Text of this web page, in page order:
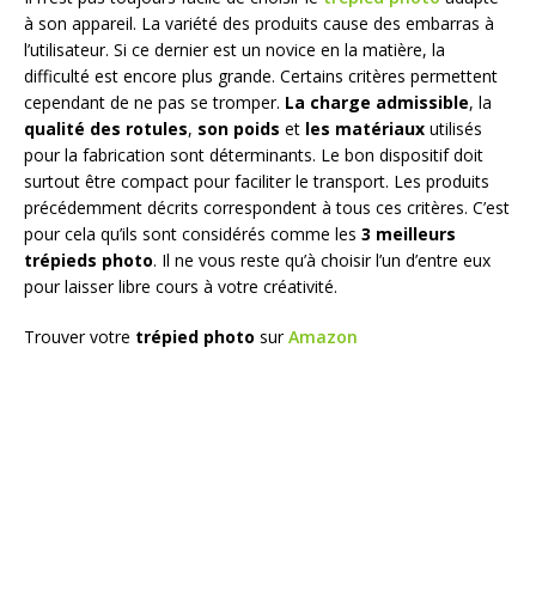
à son appareil. La variété des produits cause des embarras à
l’utilisateur. Si ce dernier est un novice en la matière, la
difficulté est encore plus grande. Certains critères permettent
cependant de ne pas se tromper. La charge admissible, la
qualité des rotules, son poids et les matériaux utilisés
pour la fabrication sont déterminants. Le bon dispositif doit
surtout être compact pour faciliter le transport. Les produits
précédemment décrits correspondent à tous ces critères. C’est
pour cela qu’ils sont considérés comme les 3 meilleurs
trépieds photo. Il ne vous reste qu’à choisir l’un d’entre eux
pour laisser libre cours à votre créativité.
Trouver votre trépied photo surAmazon